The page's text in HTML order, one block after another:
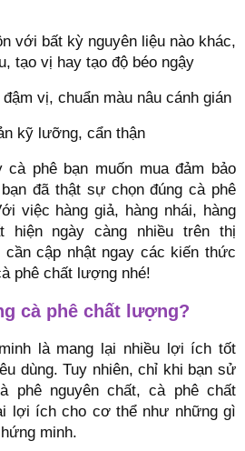
với bất kỳ nguyên liệu nào khác,
tạo vị hay tạo độ béo ngậy
vị, chuẩn màu nâu cánh gián
kỹ lưỡng, cẩn thận
phê bạn muốn mua đảm bảo
đã thật sự chọn đúng cà phê
việc hàng giả, hàng nhái, hàng
hiện ngày càng nhiều trên thị
cập nhật ngay các kiến thức
phê chất lượng nhé!
cà phê chất lượng?
là mang lại nhiều lợi ích tốt
dùng. Tuy nhiên, chỉ khi bạn sử
phê nguyên chất, cà phê chất
lợi ích cho cơ thể như những gì
minh.